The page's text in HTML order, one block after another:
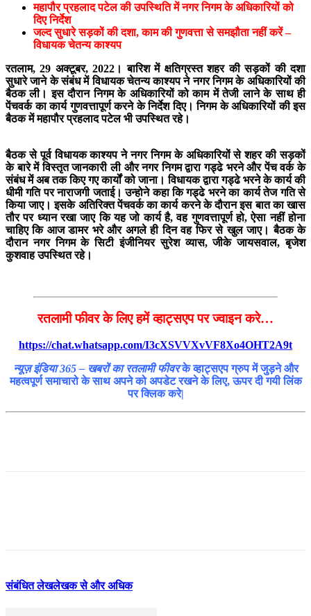
महापौर प्रहलाद पटेल की उपस्थिति में नगर निगम के अधिकारियों को
दिए निर्देश
जल्द सुधारे सड़कों की दशा, काम की गुणवत्ता से समझौता नहीं करें –
विधायक चेतन्य काश्यप
रतलाम, 29 अक्टूबर, 2022। बारिश में क्षतिग्रस्त शहर की सड़कों की दशा
सुधारे जाने के संबंध में विधायक चेतन्य काश्यप ने नगर निगम के अधिकारियों की
बैठक ली। इस दौरान निगम के अधिकारियों को काम में तेजी लाने के साथ ही
पेंचवर्क का कार्य गुणवत्तापूर्ण करने के निर्देश दिए। निगम के अधिकारियों की इस
बैठक में महापौर प्रहलाद पटेल भी उपस्थित रहे।
बैठक से पूर्व विधायक काश्यप ने नगर निगम के अधिकारियों से शहर की सड़कों
के बारे में विस्तृत जानकारी ली और नगर निगम द्वारा गड्ढे भरने और पेंच वर्क के
संबंध में अब तक किए गए कार्यों को जाना। विधायक द्वारा गड्ढे भरने के कार्य की
धीमी गति पर नाराजगी जताई। उन्होने कहा कि गड्ढे भरने का कार्य तेज गति से
किया जाए। इसके अतिरिक्त पेंचवर्क का कार्य करने के दौरान इस बात का खास
तौर पर ध्यान रखा जाए कि यह जो कार्य है, वह गुणवत्तापूर्ण हो, ऐसा नहीं होना
चाहिए कि आज डामर भरे और अगले ही दिन वह फिर से खुल जाए। बैठक के
दौरान नगर निगम के सिटी इंजीनियर सुरेश व्यास, जीके जायसवाल, बृजेश
कुशवाह उपस्थित रहे।
रतलामी फीवर के लिए हमें व्हाट्सएप पर ज्वाइन करे…
https://chat.whatsapp.com/I3cXSVVXvVF8Xo4OHT2A9t
न्यूज़ इंडिया 365 – खबरों का रतलामी फीवरके व्हाट्सएप ग्रुप में जुड़ने और
महत्वपूर्ण समाचारो के साथ अपने को अपडेट रखने के लिए, ऊपर दी गयी लिंक
पर क्लिक करे|
संबंधित लेखलेखक से और अधिक